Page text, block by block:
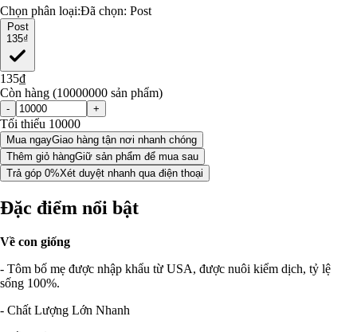
Chọn phân loại:Đã chọn: Post
Post
135₫
135₫
Còn hàng (10000000 sản phẩm)
- +
Tối thiểu 10000
Mua ngayGiao hàng tận nơi nhanh chóng
Thêm giỏ hàngGiữ sản phẩm để mua sau
Trả góp 0%Xét duyệt nhanh qua điện thoại
Đặc điểm nổi bật
Về con giống
- Tôm bố mẹ được nhập khẩu từ USA, được nuôi kiểm dịch, tỷ lệ
sống 100%.
- Chất Lượng Lớn Nhanh